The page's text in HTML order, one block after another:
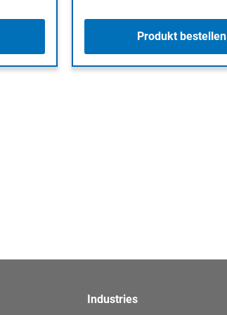
Produkt bestellen
Industries